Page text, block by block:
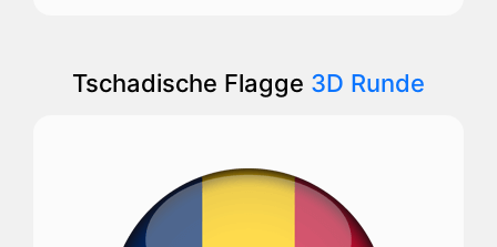
Tschadische Flagge 3D Runde